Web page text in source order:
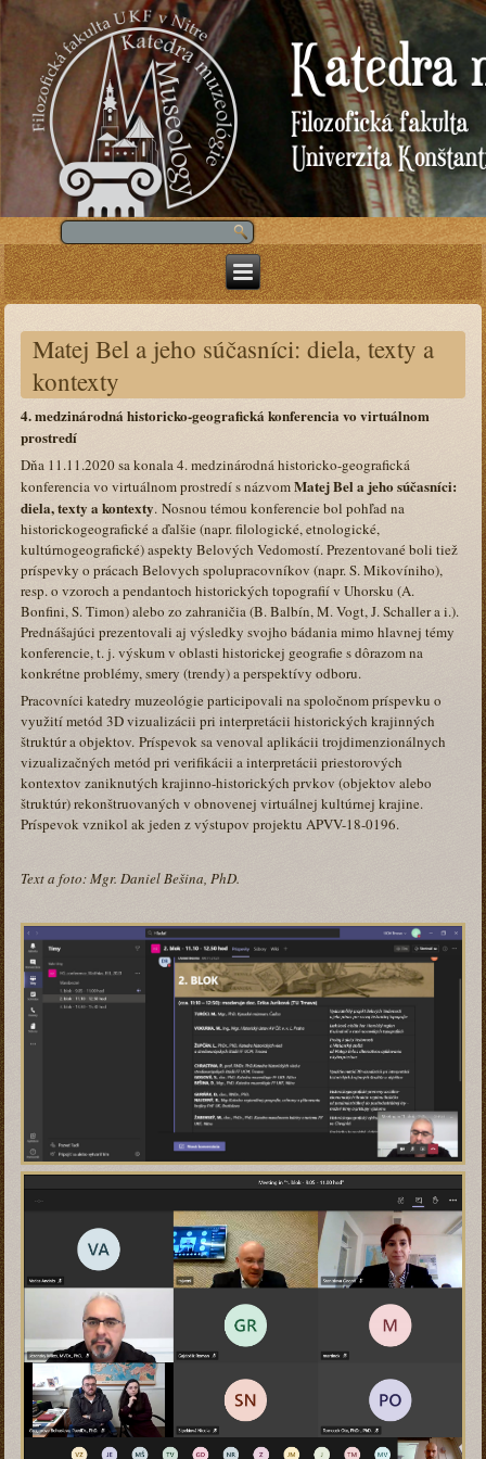
Matej Bel a jeho súčasníci: diela, texty a
kontexty
4. medzinárodná historicko-geografická konferencia vo virtuálnom
prostredí
Dňa 11.11.2020 sa konala 4. medzinárodná historicko-geografická
konferencia vo virtuálnom prostredí s názvomMatej Bel a jeho súčasníci:
diela, texty a kontexty. Nosnou témou konferencie bol pohľad na
historickogeografické a ďalšie (napr. filologické, etnologické,
kultúrnogeografické) aspekty Belových Vedomostí. Prezentované boli tiež
príspevky o prácach Belovych spolupracovníkov (napr. S. Mikovíniho),
resp. o vzoroch a pendantoch historických topografií v Uhorsku (A.
Bonfini, S. Timon) alebo zo zahraničia (B. Balbín, M. Vogt, J. Schaller a i.).
Prednášajúci prezentovali aj výsledky svojho bádania mimo hlavnej témy
konferencie, t. j. výskum v oblasti historickej geografie s dôrazom na
konkrétne problémy, smery (trendy) a perspektívy odboru.
Pracovníci katedry muzeológie participovali na spoločnom príspevku o
využití metód 3D vizualizácii pri interpretácii historických krajinných
štruktúr a objektov. Príspevok sa venoval aplikácii trojdimenzionálnych
vizualizačných metód pri verifikácii a interpretácii priestorových
kontextov zaniknutých krajinno-historických prvkov (objektov alebo
štruktúr) rekonštruovaných v obnovenej virtuálnej kultúrnej krajine.
Príspevok vznikol ak jeden z výstupov projektu APVV-18-0196.
Text a foto: Mgr. Daniel Bešina, PhD.